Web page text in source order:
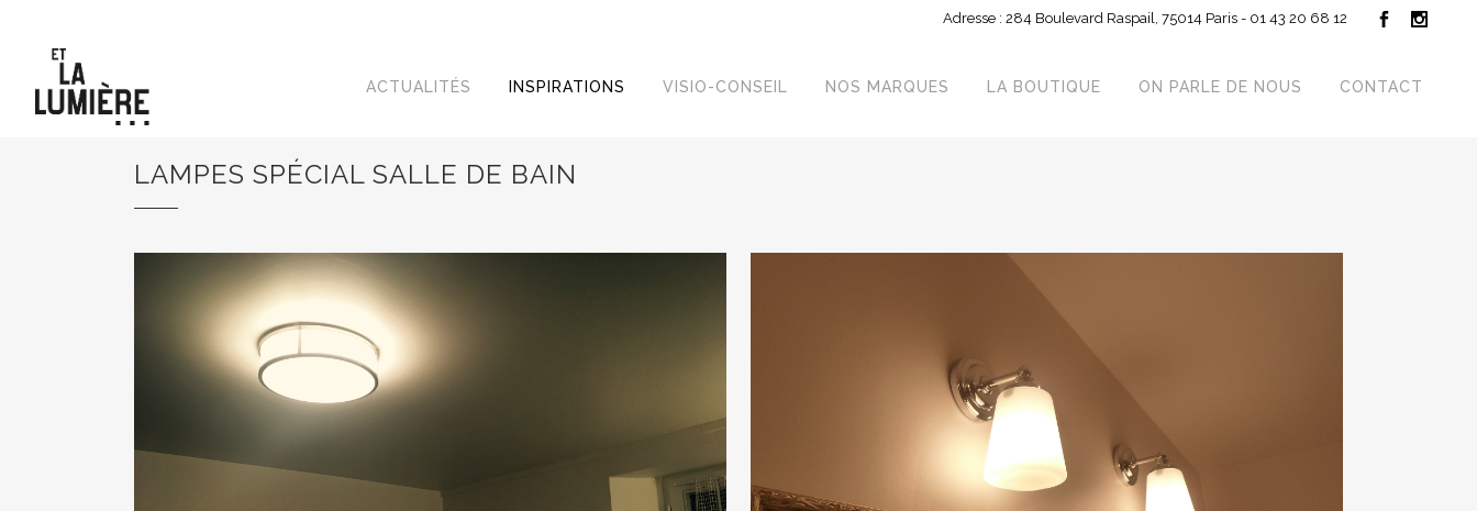
Adresse : 284 Boulevard Raspail, 75014 Paris - 01 43 20 68 12
ACTUALITÉS INSPIRATIONS VISIO-CONSEIL NOS MARQUES LA BOUTIQUE ON PARLE DE NOUS CONTACT
LAMPES SPÉCIAL SALLE DE BAIN